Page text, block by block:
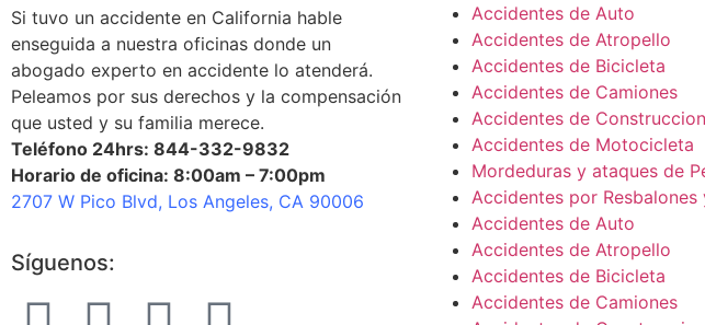
Si tuvo un accidente en California hable
enseguida a nuestra oficinas donde un
abogado experto en accidente lo atenderá.
Peleamos por sus derechos y la compensación
que usted y su familia merece.
Teléfono 24hrs: 844-332-9832
Horario de oficina: 8:00am – 7:00pm
2707 W Pico Blvd, Los Angeles, CA 90006
Síguenos:
Accidentes de Auto
Accidentes de Atropello
Accidentes de Bicicleta
Accidentes de Camiones
Accidentes de Construccion
Accidentes de Motocicleta
Mordeduras y ataques de
Accidentes por Resbalones
Accidentes de Auto
Accidentes de Atropello
Accidentes de Bicicleta
Accidentes de Camiones